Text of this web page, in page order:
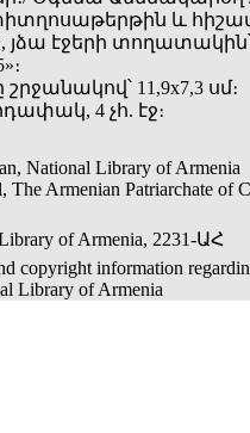
և
յձա էջերի տողատակին՝
11,9x7,3 սմ։
4 չհ. էջ։
National Library of Armenia
The Armenian Patriarchate of
of Armenia, 2231-ԱՀ
copyright information
Library of Armenia